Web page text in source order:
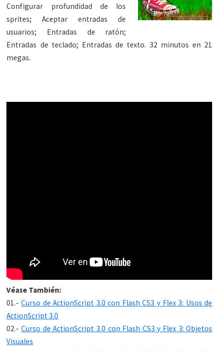
Configurar profundidad de los
sprites; Aceptar entradas de
usuarios; Entradas de ratón;
Entradas de teclado; Entradas de texto. 32 minutos en 21
megas.
Véase También:
01.-Curso de ActionScript 3.0 con Flash CS3 y Flex 3: Usos de
ActionScript 3.0
02.-Curso de ActionScript 3.0 con Flash CS3 y Flex 3: Objetos
Visuales